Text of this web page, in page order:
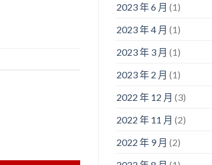
2023 年 6 月 (1)
2023 年 4 月 (1)
2023 年 3 月 (1)
2023 年 2 月 (1)
2022 年 12 月 (3)
2022 年 11 月 (2)
2022 年 9 月 (2)